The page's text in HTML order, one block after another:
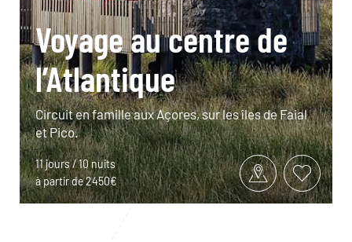
Voyage au centre de
l’Atlantique
Circuit en famille aux Açores, sur les îles de Faial
et Pico.
11 jours / 10 nuits
à partir de 2450€